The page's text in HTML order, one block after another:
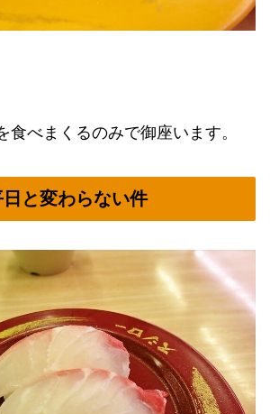
食べまくるのみで御座います。
と変わらない件